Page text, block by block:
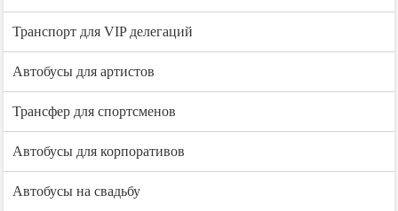
Транспорт для VIP делегаций
Автобусы для артистов
Трансфер для спортсменов
Автобусы для корпоративов
Автобусы на свадьбу